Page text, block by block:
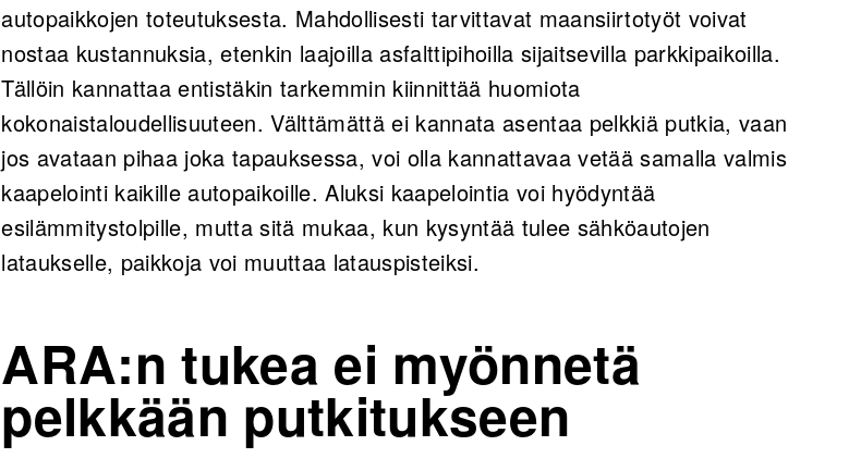
autopaikkojen toteutuksesta. Mahdollisesti tarvittavat maansiirtotyöt voivat
nostaa kustannuksia, etenkin laajoilla asfalttipihoilla sijaitsevilla parkkipaikoilla.
Tällöin kannattaa entistäkin tarkemmin kiinnittää huomiota
kokonaistaloudellisuuteen. Välttämättä ei kannata asentaa pelkkiä putkia, vaan
jos avataan pihaa joka tapauksessa, voi olla kannattavaa vetää samalla valmis
kaapelointi kaikille autopaikoille. Aluksi kaapelointia voi hyödyntää
esilämmitystolpille, mutta sitä mukaa, kun kysyntää tulee sähköautojen
lataukselle, paikkoja voi muuttaa latauspisteiksi.
ARA:n tukea ei myönnetä
pelkkään putkitukseen